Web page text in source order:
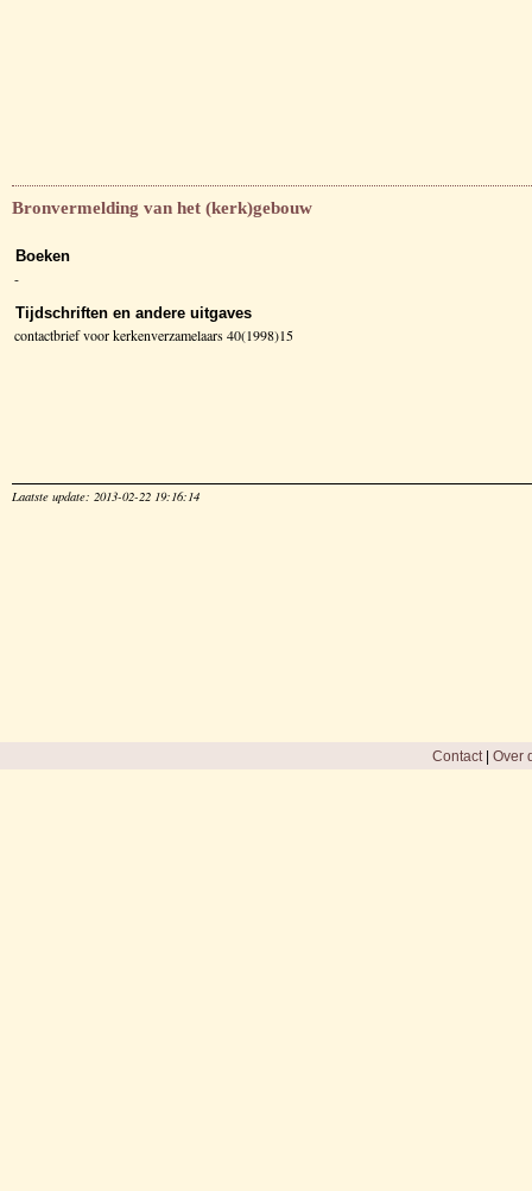
Bronvermelding van het (kerk)gebouw
Boeken
-
Tijdschriften en andere uitgaves
contactbrief voor kerkenverzamelaars 40(1998)15
Laatste update: 2013-02-22 19:16:14
Contact| Over